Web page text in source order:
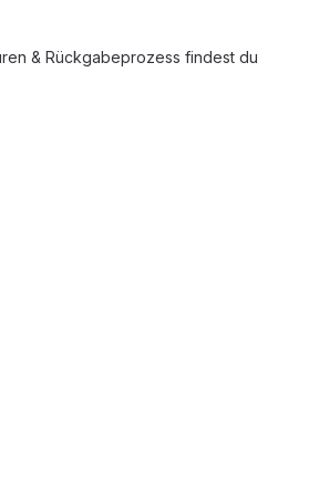
& Rückgabeprozess findest du